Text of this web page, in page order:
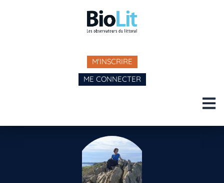
M'INSCRIRE
ME CONNECTER